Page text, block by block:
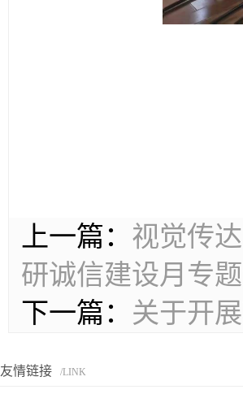
上一篇： 视觉传
研诚信建设月专
下一篇： 关于开
友情链接 /LINK